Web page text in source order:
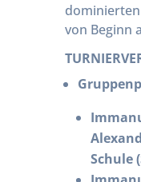
von Beginn
Schule